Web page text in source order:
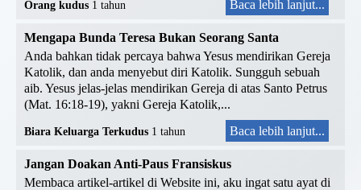
Orang kudus 1 tahun Baca lebih lanjut...
Mengapa Bunda Teresa Bukan Seorang Santa
Anda bahkan tidak percaya bahwa Yesus mendirikan Gereja
Katolik, dan anda menyebut diri Katolik. Sungguh sebuah
aib. Yesus jelas-jelas mendirikan Gereja di atas Santo Petrus
(Mat. 16:18-19), yakni Gereja Katolik,...
Biara Keluarga Terkudus 1 tahun Baca lebih lanjut...
Jangan Doakan Anti-Paus Fransiskus
Membaca artikel-artikel di Website ini, aku ingat satu ayat di